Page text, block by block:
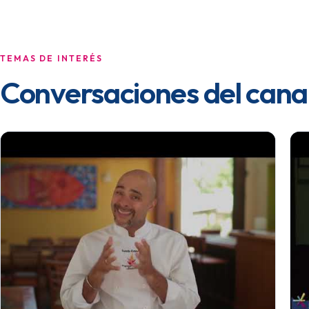
TEMAS DE INTERÉS
Conversaciones del